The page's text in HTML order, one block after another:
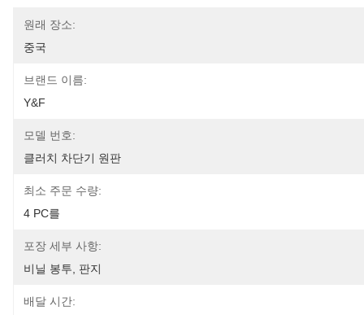
원래 장소:
중국
브랜드 이름:
Y&F
모델 번호:
클러치 차단기 원판
최소 주문 수량:
4 PC를
포장 세부 사항:
비닐 봉투, 판지
배달 시간: